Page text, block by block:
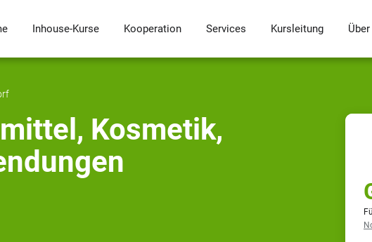
Inhouse-Kurse Kooperation Services Kursleitung
Kosmetik,